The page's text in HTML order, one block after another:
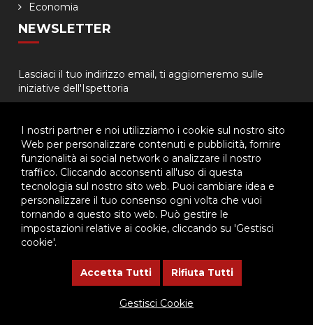
I nostri partner e noi utilizziamo i cookie sul nostro sito
Web per personalizzare contenuti e pubblicità, fornire
funzionalità ai social network o analizzare il nostro
traffico. Cliccando acconsenti all'uso di questa
tecnologia sul nostro sito web. Puoi cambiare idea e
personalizzare il tuo consenso ogni volta che vuoi
tornando a questo sito web. Può gestire le
impostazioni relative ai cookie, cliccando su 'Gestisci
cookie'.
Accetta Tutti Rifiuta Tutti
Gestisci Cookie
Economia
NEWSLETTER
Lasciaci il tuo indirizzo email, ti aggiorneremo sulle
iniziative dell'Ispettoria
© 2026 - Ispettoria Salesiana Meridionale - All rights reserved. | P.IVA
80057280630 |
Privacy & Cookie Policy - Gestisci Cookie
Questo plugin utilizza cookie per raccogliere dati e cookie di
terze parti per migliorare l'esperienza utente. Per visualizzare il
plugin è necessario dare il consenso.
Clicca qui per modificare le preferenze sulla Cookie Policy